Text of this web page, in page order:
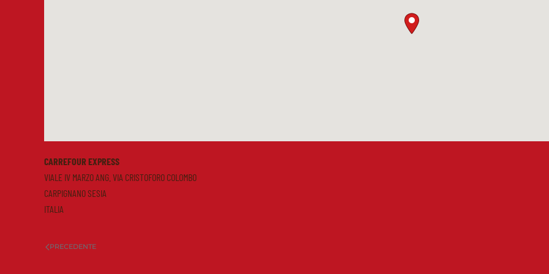
CARREFOUR EXPRESS
VIALE IV MARZO ANG. VIA CRISTOFORO COLOMBO
CARPIGNANO SESIA
ITALIA
PRECEDENTE